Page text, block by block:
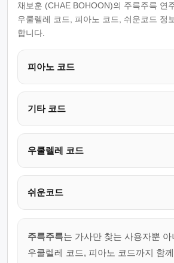
채보훈 (CHAE BOHOON)의 주륵주륵 연
우쿨렐레 코드, 피아노 코드, 쉬운코드 정
합니다.
피아노 코드
기타 코드
우쿨렐레 코드
쉬운코드
주륵주륵는 가사만 찾는 사용자뿐
우쿨렐레 코드, 피아노 코드까지 함